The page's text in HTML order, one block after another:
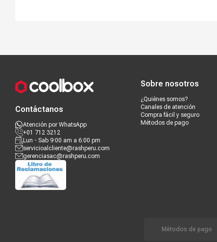
Contáctanos
Atención por WhatsApp
+01 712 3212
Lun - Sab 9:00 am a 6:00 pm
servicioalcliente@rashperu.com
gerenciasac@rashperu.com
Sobre nosotros
¿Quiénes somos?
Canales de atención
Compra fácil y seguro
Métodos de pago
Métodos de pago